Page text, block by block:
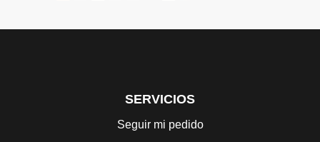
SERVICIOS
Seguir mi pedido